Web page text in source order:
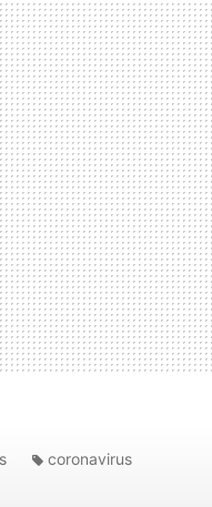
coronavirus